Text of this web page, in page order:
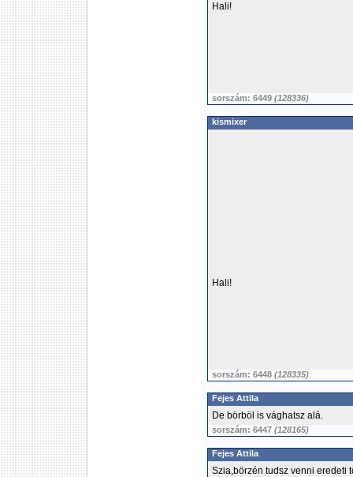
Hali!
sorszám: 6449 (128336)
kismixer
Hali!
sorszám: 6448 (128335)
Fejes Attila
De börböl is vághatsz alá.
sorszám: 6447 (128165)
Fejes Attila
Szia,börzén tudsz venni eredeti